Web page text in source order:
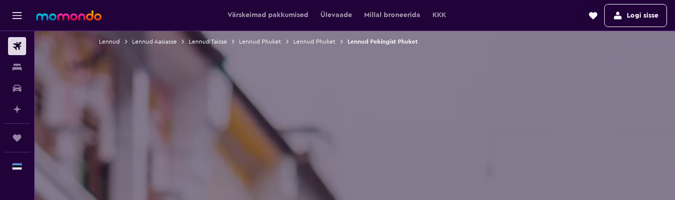
Värskeimad pakkumised Ülevaade Millal broneerida KKK Logi sisse
Lennud Lennud Aasiasse Lennud Taisse Lennud Phuket Lennud Phuket Lennud Pekingist Phuket